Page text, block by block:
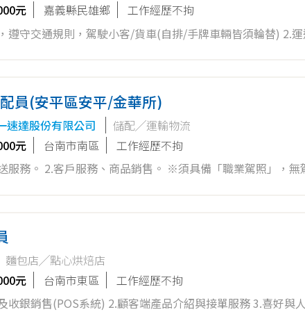
元
嘉義縣民雄鄉
工作經歷不拘
遵守交通規則，駕駛小客/貨車(自排/手牌車輛皆須輪替) 2.
員(安平區安平/金華所)
速達股份有限公司
儲配╱運輸物流
元
台南市南區
工作經歷不拘
。 2.客戶服務、商品銷售。 ※須具備「職業駕照」，無駕照可輔導考照。 薪
麵包店╱點心烘焙店
元
台南市東區
工作經歷不拘
收銀銷售(POS系統) 2.顧客端產品介紹與接單服務 3.喜好與